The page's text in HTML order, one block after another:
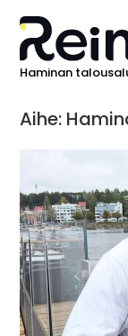
Haminan
Aihe: